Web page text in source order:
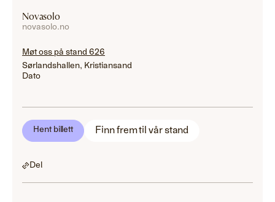
Novasolo
novasolo.no
Møt oss på stand 626
Sørlandshallen, Kristiansand
Dato
Hent billett Finn frem til vår stand
Del